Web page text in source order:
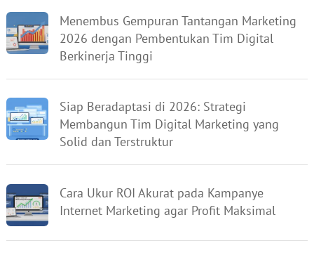
Menembus Gempuran Tantangan Marketing
2026 dengan Pembentukan Tim Digital
Berkinerja Tinggi
Siap Beradaptasi di 2026: Strategi
Membangun Tim Digital Marketing yang
Solid dan Terstruktur
Cara Ukur ROI Akurat pada Kampanye
Internet Marketing agar Profit Maksimal